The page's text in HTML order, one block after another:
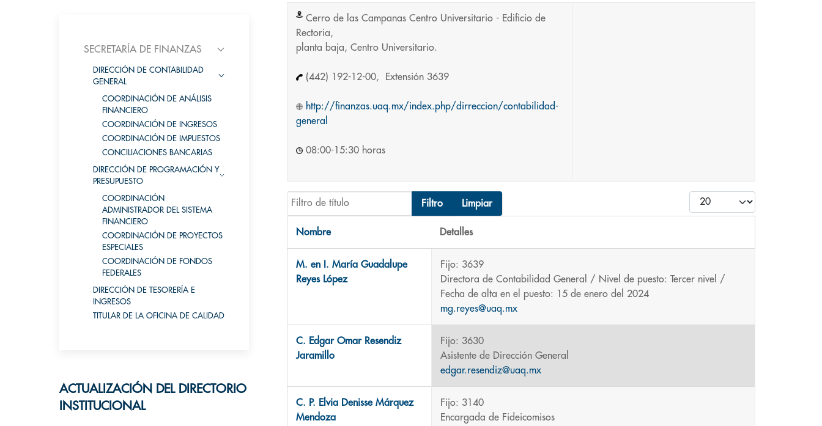
SECRETARÍA DE FINANZAS
DIRECCIÓN DE CONTABILIDAD
GENERAL
COORDINACIÓN DE ANÁLISIS
FINANCIERO
COORDINACIÓN DE INGRESOS
COORDINACIÓN DE IMPUESTOS
CONCILIACIONES BANCARIAS
DIRECCIÓN DE PROGRAMACIÓN Y
PRESUPUESTO
COORDINACIÓN
ADMINISTRADOR DEL SISTEMA
FINANCIERO
COORDINACIÓN DE PROYECTOS
ESPECIALES
COORDINACIÓN DE FONDOS
FEDERALES
DIRECCIÓN DE TESORERÍA E
INGRESOS
TITULAR DE LA OFICINA DE CALIDAD
ACTUALIZACIÓN DEL DIRECTORIO
INSTITUCIONAL
Cerro de las Campanas Centro Universitario - Edificio de
Rectoria,
planta baja, Centro Universitario.
(442) 192-12-00, Extensión 3639
http://finanzas.uaq.mx/index.php/dirreccion/contabilidad-
general
08:00-15:30 horas
Filtro de título
Filtro Limpiar
Cantidad
Nombre Detalles
M. en I. María Guadalupe
Reyes López
Fijo: 3639
Directora de Contabilidad General / Nivel de puesto: Tercer nivel /
Fecha de alta en el puesto: 15 de enero del 2024
mg.reyes@uaq.mx
C. Edgar Omar Resendiz
Jaramillo
Fijo: 3630
Asistente de Dirección General
edgar.resendiz@uaq.mx
C. P. Elvia Denisse Márquez
Mendoza
Fijo: 3140
Encargada de Fideicomisos